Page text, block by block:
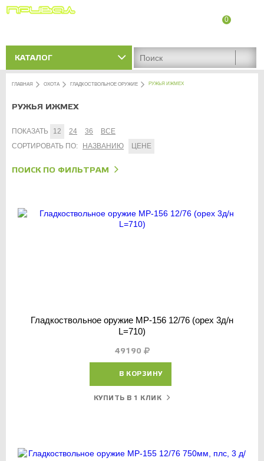
0
КАТАЛОГ
ГЛАВНАЯ ОХОТА ГЛАДКОСТВОЛЬНОЕ ОРУЖИЕ РУЖЬЯ ИЖМЕХ
РУЖЬЯ ИЖМЕХ
ПОКАЗАТЬ 12 24 36
ВСЕ
СОРТИРОВАТЬ ПО:
НАЗВАНИЮ ЦЕНЕ
ПОИСК ПО ФИЛЬТРАМ
Гладкоствольное оружие МР-156 12/76 (орех 3д/н
L=710)
49190
В КОРЗИНУ
КУПИТЬ В 1 КЛИК